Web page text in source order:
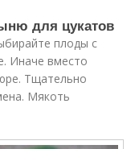
для цукатов
плоды с
Иначе вместо
Тщательно
Мякоть